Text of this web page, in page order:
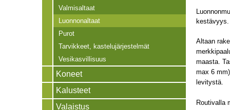
Valmisaltaat
Luonnonaltaat
Purot
Tarvikkeet, kastelujärjestelmät
Vesikasvillisuus
Koneet
Kalusteet
Valaistus
kestävyys.
Altaan
maasta.
max 6
levitystä.
Routivalla